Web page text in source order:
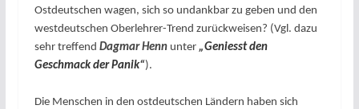
Ostdeutschen wagen, sich so undankbar zu geben und den
westdeutschen Oberlehrer-Trend zurückweisen? (Vgl. dazu
sehr treffend Dagmar Hennunter „Geniesst den
Geschmack der Panik“).
Die Menschen in den ostdeutschen Ländern haben sich